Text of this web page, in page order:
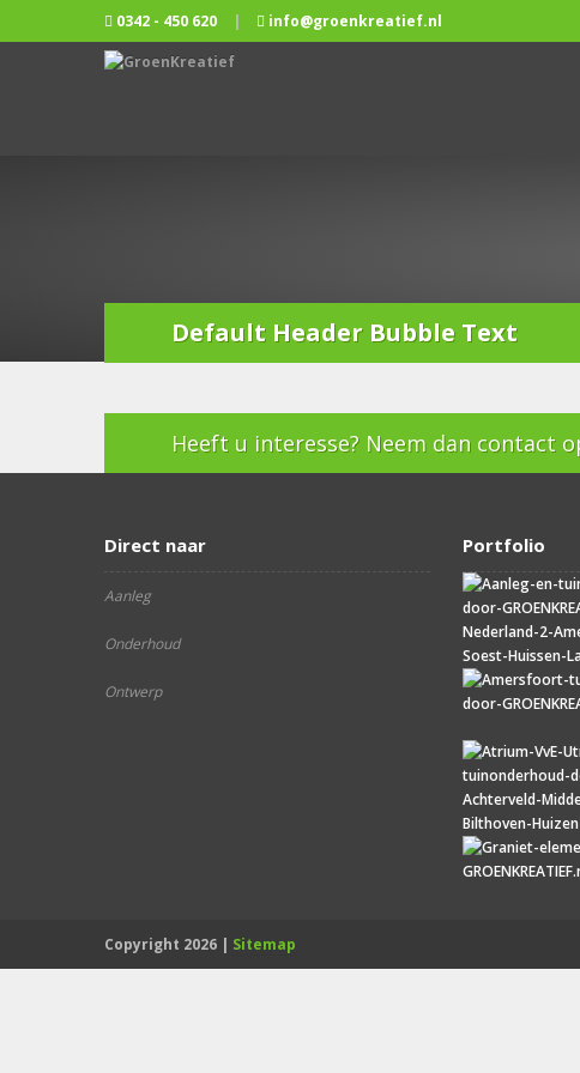
0342 - 450 620 | info@groenkreatief.nl
Default Header Bubble Text
Heeft u interesse? Neem dan contact
Direct naar
Aanleg
Onderhoud
Ontwerp
Portfolio
Copyright 2026 | Sitemap